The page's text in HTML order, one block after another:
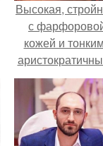
Высокая,
с
кожей и
чертами, эль
выглядит так,
сошла с
художника.